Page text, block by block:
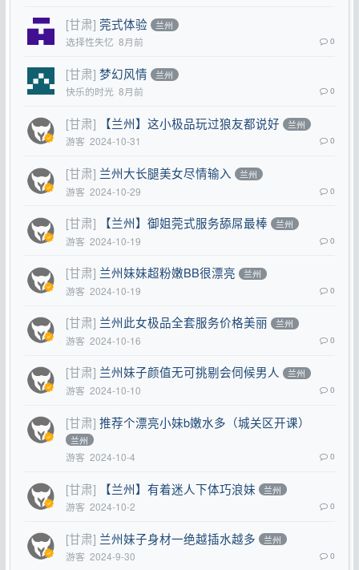
[甘肃] 莞式体验 兰州
选择性失忆 8月前 0
[甘肃] 梦幻风情 兰州
快乐的时光 8月前 0
[甘肃] 【兰州】这小极品玩过狼友都说好 兰州
游客 2024-10-31 0
[甘肃] 兰州大长腿美女尽情输入 兰州
游客 2024-10-29 0
[甘肃] 【兰州】御姐莞式服务舔屌最棒 兰州
游客 2024-10-19 0
[甘肃] 兰州妹妹超粉嫩BB很漂亮 兰州
游客 2024-10-19 0
[甘肃] 兰州此女极品全套服务价格美丽 兰州
游客 2024-10-16 0
[甘肃] 兰州妹子颜值无可挑剔会伺候男人 兰州
游客 2024-10-10 0
[甘肃] 推荐个漂亮小妹b嫩水多（城关区开课）
兰州
游客 2024-10-4 0
[甘肃] 【兰州】有着迷人下体巧浪妹 兰州
游客 2024-10-2 0
[甘肃] 兰州妹子身材一绝越插水越多 兰州
游客 2024-9-30 0